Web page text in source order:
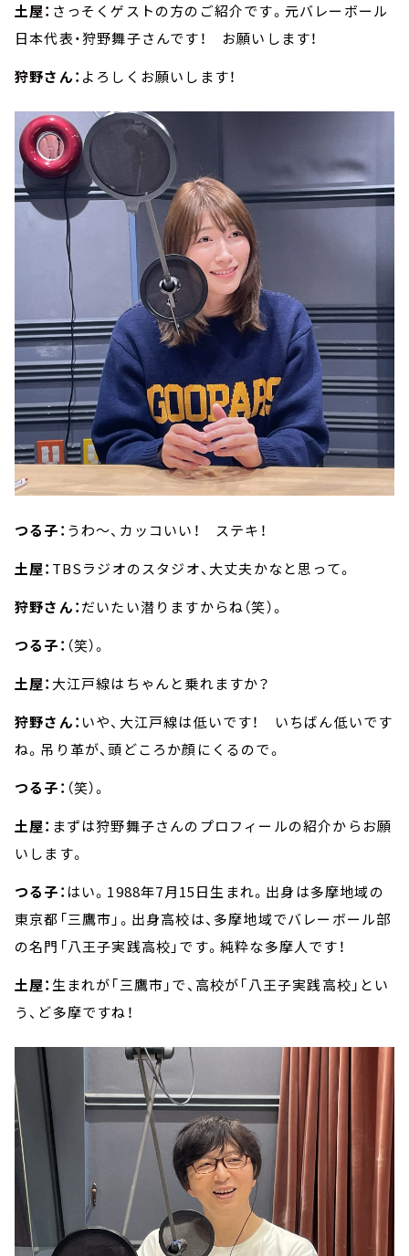
土屋： さっそくゲストの方のご紹介です。元バレーボール
日本代表・狩野舞子さんです！ お願いします！
狩野さん： よろしくお願いします！
つる子： うわ～、カッコいい！ ステキ！
土屋： TBSラジオのスタジオ、大丈夫かなと思って。
狩野さん：だいたい潜りますからね（笑）。
つる子： （笑）。
土屋： 大江戸線はちゃんと乗れますか？
狩野さん： いや、大江戸線は低いです！ いちばん低いです
ね。吊り革が、頭どころか顔にくるので。
つる子： （笑）。
土屋： まずは狩野舞子さんのプロフィールの紹介からお願
いします。
つる子： はい。1988年7月15日生まれ。出身は多摩地域の
東京都「三鷹市」。出身高校は、多摩地域でバレーボール部
の名門「八王子実践高校」です。純粋な多摩人です！
土屋： 生まれが「三鷹市」で、高校が「八王子実践高校」とい
う、ど多摩ですね！